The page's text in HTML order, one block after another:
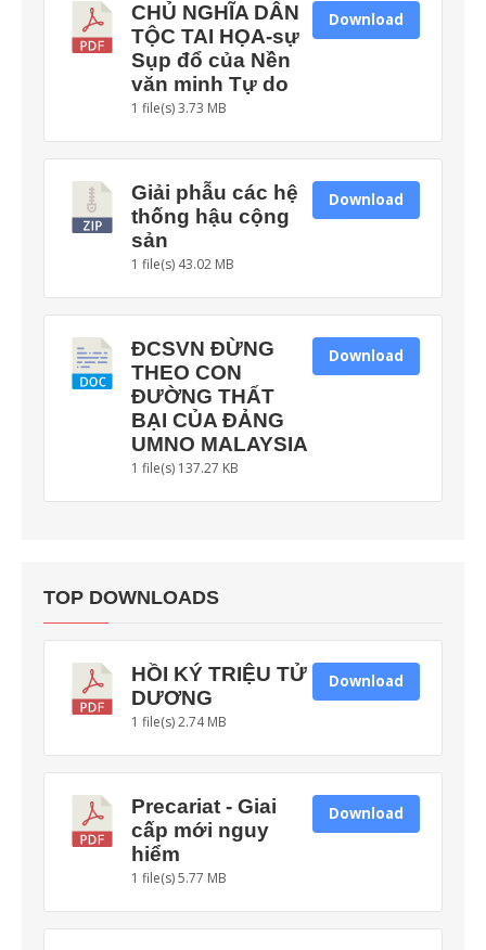
CHỦ NGHĨA DÂN
TỘC TAI HỌA-sự
Sụp đổ của Nền
văn minh Tự do
1 file(s)3.73 MB
Download
Giải phẫu các hệ
thống hậu cộng
sản
1 file(s) 43.02 MB
Download
ĐCSVN ĐỪNG
THEO CON
ĐƯỜNG THẤT
BẠI CỦA ĐẢNG
UMNO MALAYSIA
1 file(s) 137.27 KB
Download
TOP DOWNLOADS
HỒI KÝ TRIỆU TỬ
DƯƠNG
1 file(s)2.74 MB
Download
Precariat - Giai
cấp mới nguy
hiểm
1 file(s)5.77 MB
Download